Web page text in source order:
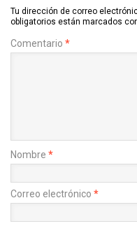
Tu dirección de correo
obligatorios están marcados
Comentario *
Nombre *
Correo electrónico *